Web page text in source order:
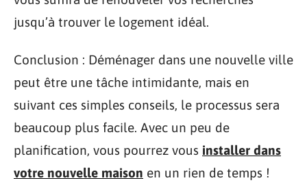
jusqu’à trouver le logement idéal.
Conclusion : Déménager dans une nouvelle ville
peut être une tâche intimidante, mais en
suivant ces simples conseils, le processus sera
beaucoup plus facile. Avec un peu de
planification, vous pourrez vous installer dans
votre nouvelle maison en un rien de temps !